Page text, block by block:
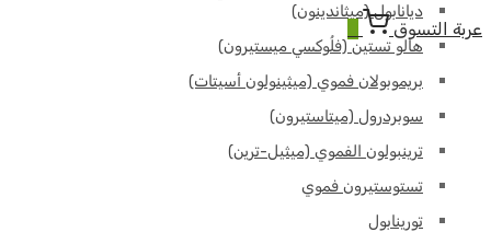
ديانابول (ميثاندينون)
هالو تستين (فلُوكسي ميستيرون)
بريموبولان فموي (ميثينولون أسيتات)
سوبردرول (ميتاستيرون)
ترينبولون الفموي (ميثيل-ترين)
تستوستيرون فموي
تورينابول
عربة التسوق